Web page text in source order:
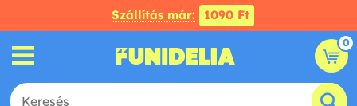
Szállítás már: 1090 Ft
0